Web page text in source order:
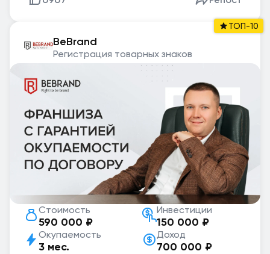
BeBrand
Регистрация товарных знаков
Стоимость
590 000 ₽
Инвестиции
150 000 ₽
Окупаемость
3 мес.
Доход
700 000 ₽
ТОП-10